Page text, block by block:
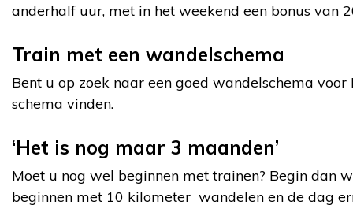
anderhalf uur, met in het weekend een bonus van
Train met een wandelschema
Bent u op zoek naar een goed wandelschema
schema vinden.
‘Het is nog maar 3 maanden’
Moet u nog wel beginnen met trainen? Begin dan
beginnen met 10 kilometer wandelen en de dag